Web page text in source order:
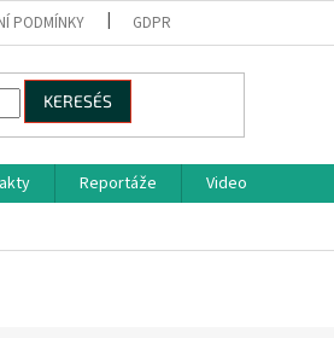
PODMÍNKY GDPR
KERESÉS
Reportáže
Video